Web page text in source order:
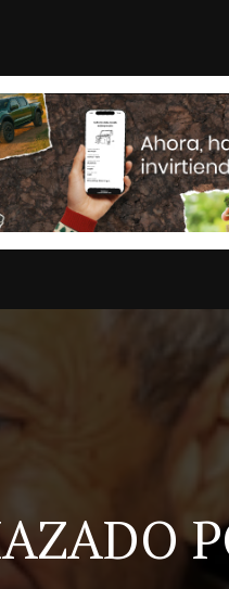
plan de Sheinbaum para